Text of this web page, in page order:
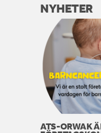
NYHETER
ATS-ORWAK